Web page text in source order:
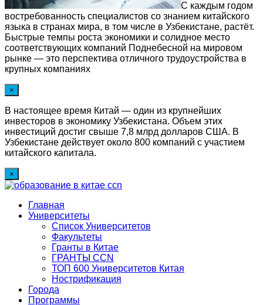
С каждым годом
востребованность специалистов со знанием китайского
языка в странах мира, в том числе в Узбекистане, растёт.
Быстрые темпы роста экономики и солидное место
соответствующих компаний Поднебесной на мировом
рынке — это перспектива отличного трудоустройства в
крупных компаниях
×
В настоящее время Китай — один из крупнейших
инвесторов в экономику Узбекистана. Объем этих
инвестиций достиг свыше 7,8 млрд долларов США. В
Узбекистане действует около 800 компаний с участием
китайского капитала.
×
Главная
Университеты
Список Университетов
Факультеты
Гранты в Китае
ГРАНТЫ ССN
ТОП 600 Университетов Китая
Нострификация
Города
Программы